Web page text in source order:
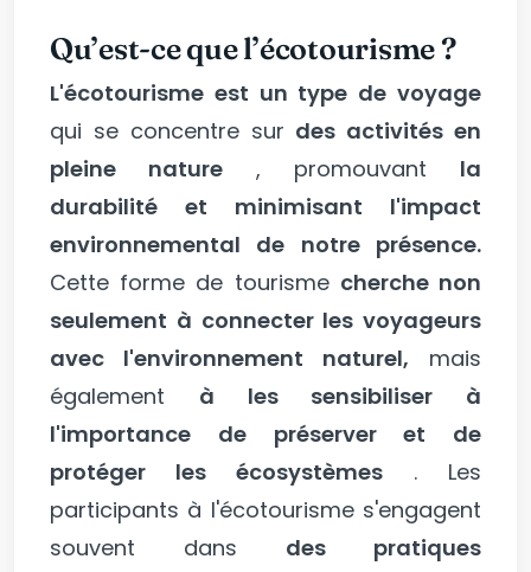
Qu’est-ce que l’écotourisme ?
L'écotourisme est un type de voyage
qui se concentre sur des activités en
pleine nature , promouvant la
durabilité et minimisant l'impact
environnemental de notre présence.
Cette forme de tourisme cherche non
seulement à connecter les voyageurs
avec l'environnement naturel, mais
également à les sensibiliser à
l'importance de préserver et de
protéger les écosystèmes . Les
participants à l'écotourisme s'engagent
souvent dans des pratiques